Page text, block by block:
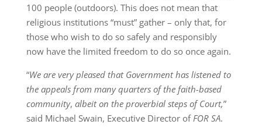
100 people (outdoors). This does not mean that
religious institutions “must” gather – only that, for
those who wish to do so safely and responsibly
now have the limited freedom to do so once again.
“We are very pleased that Government has listened to
the appeals from many quarters of the faith-based
community, albeit on the proverbial steps of Court,”
said Michael Swain, Executive Director ofFOR SA.